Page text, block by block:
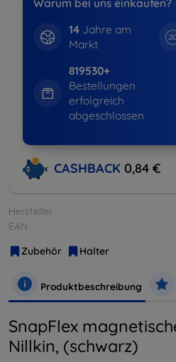
Warum bei uns einkaufen?
14Jahre am
Markt
819530+
Bestellungen
erfolgreich
abgeschlossen
CASHBACK 0,84 €
Hersteller
EAN
Zubehör
Halter
Produktbeschreibung
SnapFlex
Nillkin, (schwarz)